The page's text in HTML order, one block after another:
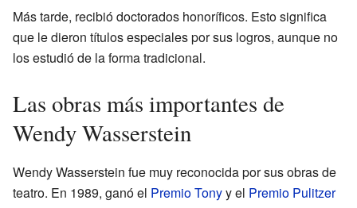
Más tarde, recibió doctorados honoríficos. Esto significa
que le dieron títulos especiales por sus logros, aunque no
los estudió de la forma tradicional.
Las obras más importantes de
Wendy Wasserstein
Wendy Wasserstein fue muy reconocida por sus obras de
teatro. En 1989, ganó el Premio Tonyy el Premio Pulitzer